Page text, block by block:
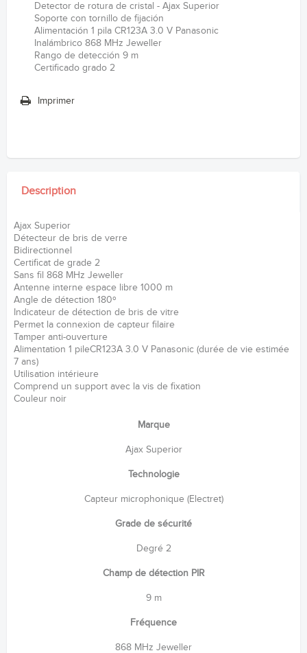
Detector de rotura de cristal - Ajax Superior
Soporte con tornillo de fijación
Alimentación 1 pila CR123A 3.0 V Panasonic
Inalámbrico 868 MHz Jeweller
Rango de detección 9 m
Certificado grado 2
Imprimer
Description
Ajax Superior
Détecteur de bris de verre
Bidirectionnel
Certificat de grade 2
Sans fil 868 MHz Jeweller
Antenne interne espace libre 1000 m
Angle de détection 180º
Indicateur de détection de bris de vitre
Permet la connexion de capteur filaire
Tamper anti-ouverture
Alimentation 1 pileCR123A 3.0 V Panasonic (durée de vie estimée
7 ans)
Utilisation intérieure
Comprend un support avec la vis de fixation
Couleur noir
Marque
Ajax Superior
Technologie
Capteur microphonique (Electret)
Grade de sécurité
Degré 2
Champ de détection PIR
9 m
Fréquence
868 MHz Jeweller